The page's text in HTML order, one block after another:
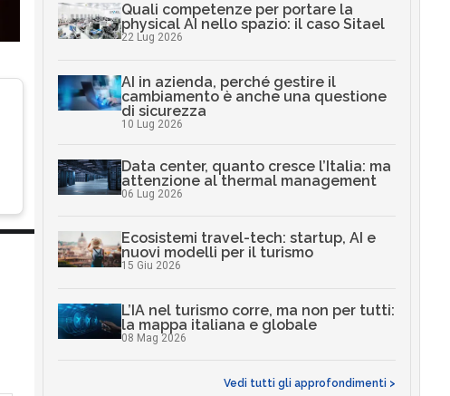
Quali competenze per portare la
physical AI nello spazio: il caso Sitael
22 Lug 2026
AI in azienda, perché gestire il
cambiamento è anche una questione
di sicurezza
10 Lug 2026
Data center, quanto cresce l’Italia: ma
attenzione al thermal management
06 Lug 2026
Ecosistemi travel-tech: startup, AI e
nuovi modelli per il turismo
15 Giu 2026
L’IA nel turismo corre, ma non per tutti:
la mappa italiana e globale
08 Mag 2026
Vedi tutti gli approfondimenti >